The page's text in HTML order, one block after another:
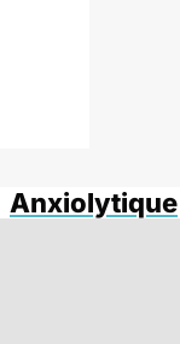
Anxiolytique